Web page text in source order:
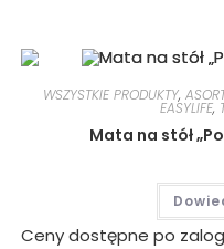
WSZYSTKIE PRODUKTY,
EASYLIFE,
Mata na stół
Ceny dostępne po